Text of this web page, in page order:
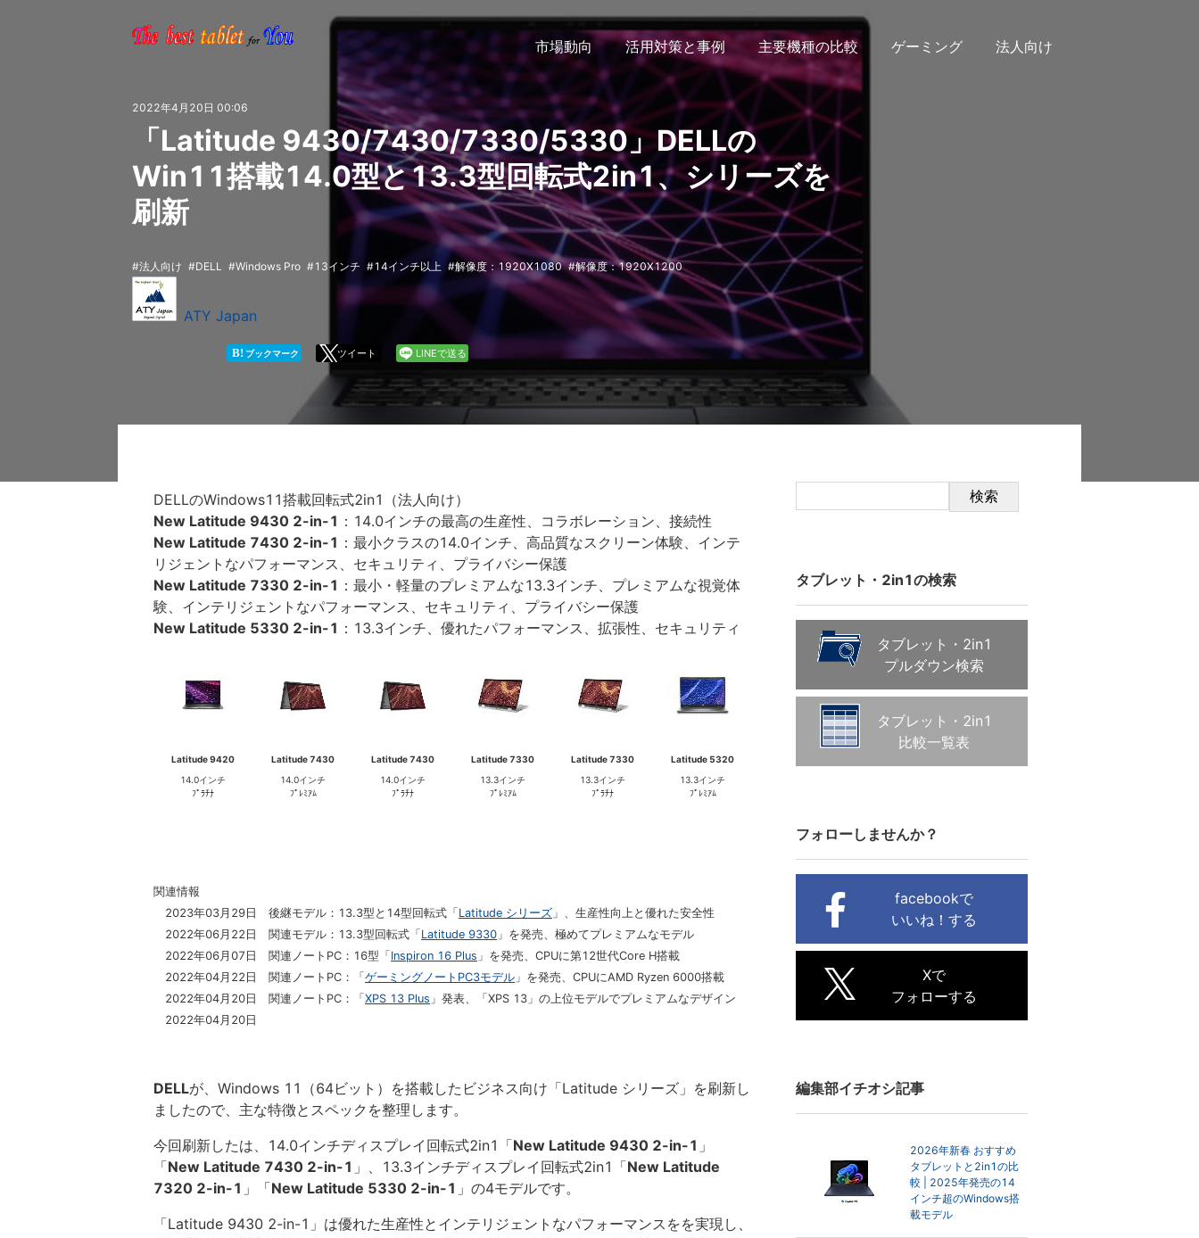
市場動向 活用対策と事例 主要機種の比較 ゲーミング 法人向け
2022年4月20日 00:06
「Latitude 9430/7430/7330/5330」DELLの
Win11搭載14.0型と13.3型回転式2in1、シリーズを
刷新
法人向け DELL Windows Pro 13インチ 14インチ以上 解像度：1920X1080 解像度：1920X1200
ATY Japan
B! ブックマーク ツイート LINEで送る
DELLのWindows11搭載回転式2in1（法人向け）
New Latitude 9430 2-in-1 ：14.0インチの最高の生産性、コラボレーション、接続性
New Latitude 7430 2-in-1 ：最小クラスの14.0インチ、高品質なスクリーン体験、インテ
リジェントなパフォーマンス、セキュリティ、プライバシー保護
New Latitude 7330 2-in-1 ：最小・軽量のプレミアムな13.3インチ、プレミアムな視覚体
験、インテリジェントなパフォーマンス、セキュリティ、プライバシー保護
New Latitude 5330 2-in-1 ：13.3インチ、優れたパフォーマンス、拡張性、セキュリティ
Latitude 9420
14.0インチ
ﾌﾟﾗﾁﾅ
Latitude 7430
14.0インチ
ﾌﾟﾚﾐｱﾑ
Latitude 7430
14.0インチ
ﾌﾟﾗﾁﾅ
Latitude 7330
13.3インチ
ﾌﾟﾚﾐｱﾑ
Latitude 7330
13.3インチ
ﾌﾟﾗﾁﾅ
Latitude 5320
13.3インチ
ﾌﾟﾚﾐｱﾑ
関連情報
2023年03月29日 後継モデル：13.3型と14型回転式「 Latitude シリーズ 」、生産性向上と優れた安全性
2022年06月22日 関連モデル：13.3型回転式「 Latitude 9330 」を発売、極めてプレミアムなモデル
2022年06月07日 関連ノートPC：16型「 Inspiron 16 Plus 」を発売、CPUに第12世代Core H搭載
2022年04月22日 関連ノートPC：「 ゲーミングノートPC3モデル 」を発売、CPUにAMD Ryzen 6000搭載
2022年04月20日 関連ノートPC：「 XPS 13 Plus 」発表、「XPS 13」の上位モデルでプレミアムなデザイン
2022年04月20日
DELLが、Windows 11（64ビット）を搭載したビジネス向け「Latitude シリーズ」を刷新し
ましたので、主な特徴とスペックを整理します。
今回刷新したは、14.0インチディスプレイ回転式2in1「New Latitude 9430 2-in-1 」
「New Latitude 7430 2-in-1 」、13.3インチディスプレイ回転式2in1「New Latitude
7320 2-in-1 」「New Latitude 5330 2-in-1 」の4モデルです。
「Latitude 9430 2-in-1」は優れた生産性とインテリジェントなパフォーマンスをを実現し、
検索
タブレット・2in1の検索
タブレット・2in1
プルダウン検索
タブレット・2in1
比較一覧表
フォローしませんか？
facebookで
いいね！する
Xで
フォローする
編集部イチオシ記事
2026年新春 おすすめ
タブレットと2in1の比
較 | 2025年発売の14
インチ超のWindows搭
載モデル